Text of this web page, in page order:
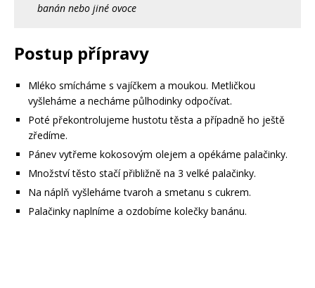
banán nebo jiné ovoce
Postup přípravy
Mléko smícháme s vajíčkem a moukou. Metličkou
vyšleháme a necháme půlhodinky odpočívat.
Poté překontrolujeme hustotu těsta a případně ho ještě
zředíme.
Pánev vytřeme kokosovým olejem a opékáme palačinky.
Množství těsto stačí přibližně na 3 velké palačinky.
Na náplň vyšleháme tvaroh a smetanu s cukrem.
Palačinky naplníme a ozdobíme kolečky banánu.